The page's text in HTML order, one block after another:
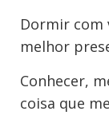
Dormir com
melhor
Conhecer,
coisa que